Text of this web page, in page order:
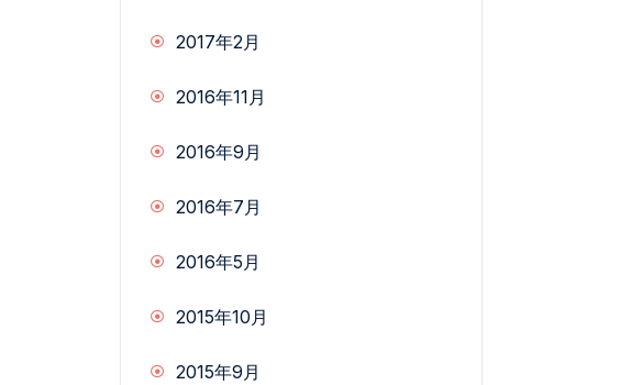
2017年2月
2016年11月
2016年9月
2016年7月
2016年5月
2015年10月
2015年9月